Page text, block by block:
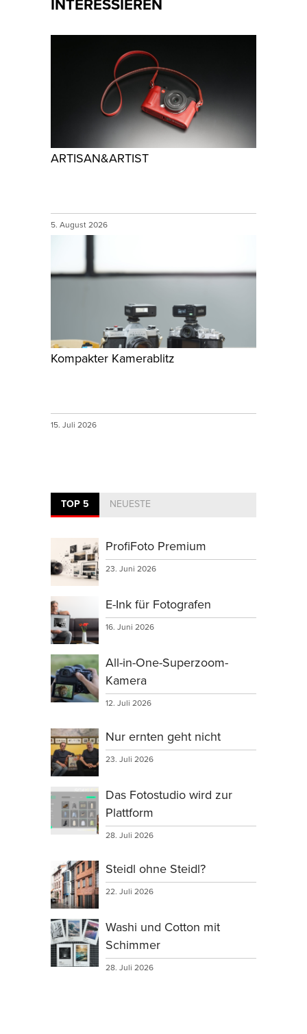
ARTISAN&ARTIST
5. August 2026
Kompakter Kamerablitz
15. Juli 2026
TOP 5 NEUESTE
ProfiFoto Premium
23. Juni 2026
E-Ink für Fotografen
16. Juni 2026
All-in-One-Superzoom-
Kamera
12. Juli 2026
Nur ernten geht nicht
23. Juli 2026
Das Fotostudio wird zur
Plattform
28. Juli 2026
Steidl ohne Steidl?
22. Juli 2026
Washi und Cotton mit
Schimmer
28. Juli 2026